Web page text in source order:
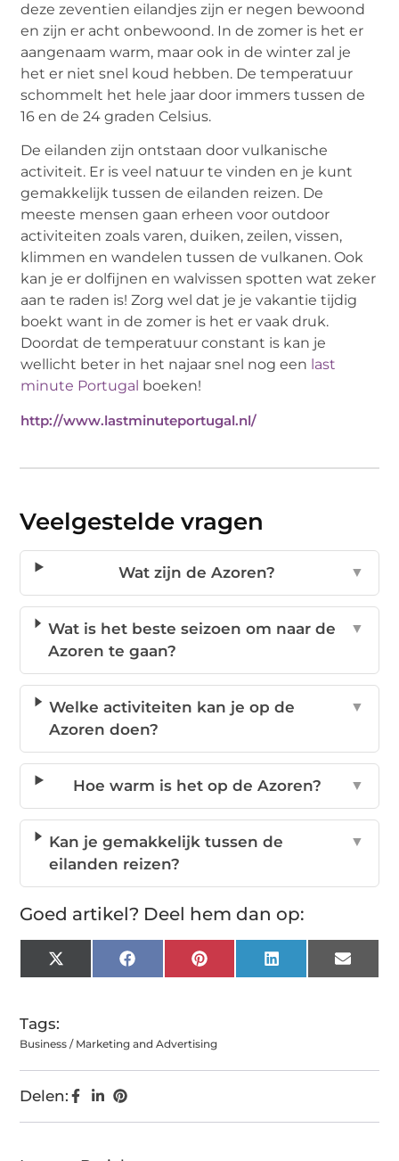
deze zeventien eilandjes zijn er negen bewoond
en zijn er acht onbewoond. In de zomer is het er
aangenaam warm, maar ook in de winter zal je
het er niet snel koud hebben. De temperatuur
schommelt het hele jaar door immers tussen de
16 en de 24 graden Celsius.
De eilanden zijn ontstaan door vulkanische
activiteit. Er is veel natuur te vinden en je kunt
gemakkelijk tussen de eilanden reizen. De
meeste mensen gaan erheen voor outdoor
activiteiten zoals varen, duiken, zeilen, vissen,
klimmen en wandelen tussen de vulkanen. Ook
kan je er dolfijnen en walvissen spotten wat zeker
aan te raden is! Zorg wel dat je je vakantie tijdig
boekt want in de zomer is het er vaak druk.
Doordat de temperatuur constant is kan je
wellicht beter in het najaar snel nog een last
minute Portugal boeken!
http://www.lastminuteportugal.nl/
Veelgestelde vragen
Wat zijn de Azoren? ▼
Wat is het beste seizoen om naar de
Azoren te gaan?
▼
Welke activiteiten kan je op de
Azoren doen?
▼
Hoe warm is het op de Azoren? ▼
Kan je gemakkelijk tussen de
eilanden reizen?
▼
Goed artikel? Deel hem dan op:
X
(Twitter)
FacebookPinterest LinkedIn Email
Tags:
Business / Marketing and Advertising
Delen: